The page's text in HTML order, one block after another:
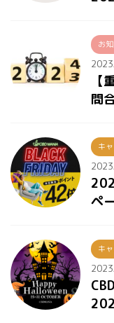
お
【
問
キ
ペ
キ